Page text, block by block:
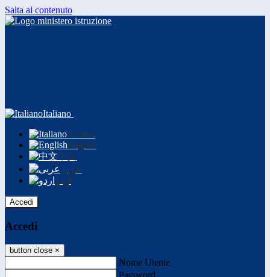
Salta al contenuto
Italiano
Italiano
English
中文
عربى
اردو
Accedi
Accedi
button close ×
Nome Utente